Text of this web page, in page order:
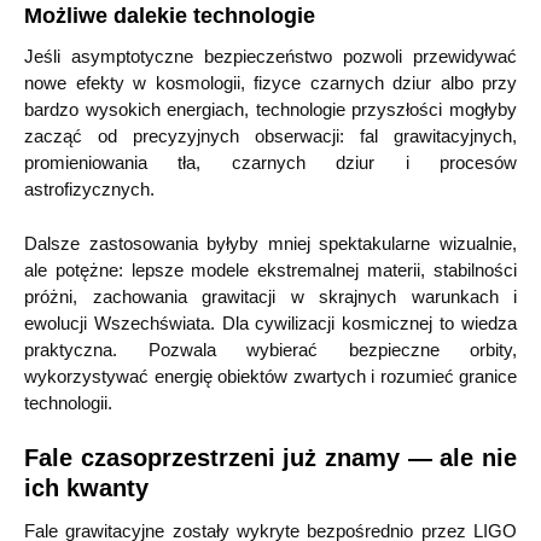
Możliwe dalekie technologie
Jeśli asymptotyczne bezpieczeństwo pozwoli przewidywać
nowe efekty w kosmologii, fizyce czarnych dziur albo przy
bardzo wysokich energiach, technologie przyszłości mogłyby
zacząć od precyzyjnych obserwacji: fal grawitacyjnych,
promieniowania tła, czarnych dziur i procesów
astrofizycznych.
Dalsze zastosowania byłyby mniej spektakularne wizualnie,
ale potężne: lepsze modele ekstremalnej materii, stabilności
próżni, zachowania grawitacji w skrajnych warunkach i
ewolucji Wszechświata. Dla cywilizacji kosmicznej to wiedza
praktyczna. Pozwala wybierać bezpieczne orbity,
wykorzystywać energię obiektów zwartych i rozumieć granice
technologii.
Fale czasoprzestrzeni już znamy — ale nie
ich kwanty
Fale grawitacyjne zostały wykryte bezpośrednio przez LIGO